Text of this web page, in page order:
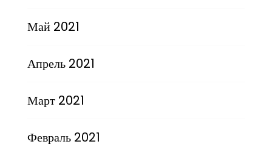
Май 2021
Апрель 2021
Март 2021
Февраль 2021